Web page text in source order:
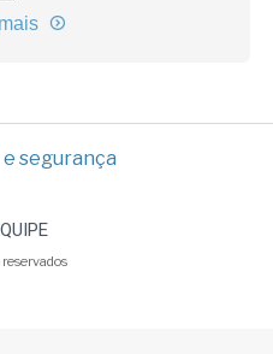
segurança